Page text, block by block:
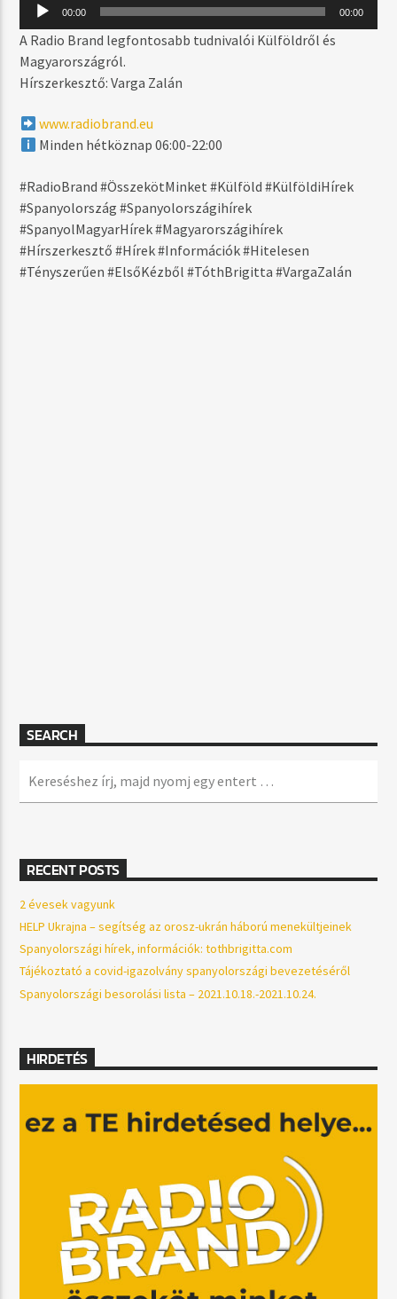
MIKADO (ORIGINAL MIX)
PASSENGER 10
MŰSOR ADÁSBAN
06:00 17:59
00:00 00:00
A Radio Brand legfontosabb tudnivalói Külföldről és
Magyarországról.
Hírszerkesztő: Varga Zalán
www.radiobrand.eu
Minden hétköznap 06:00-22:00
#RadioBrand #ÖsszekötMinket #Külföld #KülföldiHírek
#Spanyolország #Spanyolországihírek
#SpanyolMagyarHírek #Magyarországihírek
#Hírszerkesztő #Hírek #Információk #Hitelesen
#Tényszerűen #ElsőKézből #TóthBrigitta #VargaZalán
SEARCH
RECENT POSTS
2 évesek vagyunk
HELP Ukrajna – segítség az orosz-ukrán háború menekültjeinek
Spanyolországi hírek, információk: tothbrigitta.com
Tájékoztató a covid-igazolvány spanyolországi bevezetéséről
Spanyolországi besorolási lista – 2021.10.18.-2021.10.24.
HIRDETÉS